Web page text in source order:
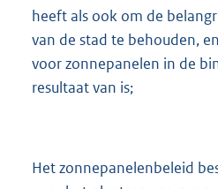
heeft als ook om de
van de stad te behouden,
voor zonnepanelen in de
resultaat van is;
Het zonnepanelenbeleid